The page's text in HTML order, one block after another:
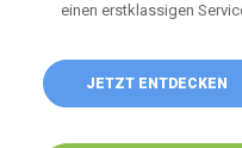
einen erstklassigen
JETZT ENTDECKEN